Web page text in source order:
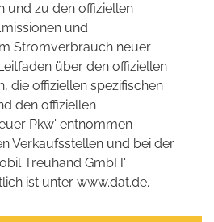
und zu den offiziellen
und
Stromverbrauch neuer
über den offiziellen
die offiziellen spezifischen
den offiziellen
Pkw' entnommen
Verkaufsstellen und bei der
Treuhand GmbH'
ist unter www.dat.de.